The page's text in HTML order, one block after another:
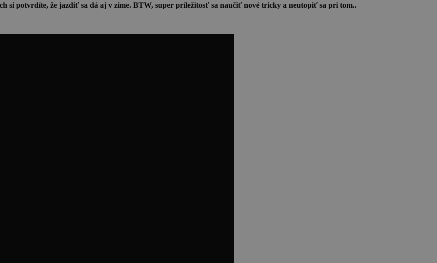
si potvrdíte, že jazdiť sa dá aj v zime. BTW, super príležitosť sa naučiť nové tricky a neutopiť sa pri tom..